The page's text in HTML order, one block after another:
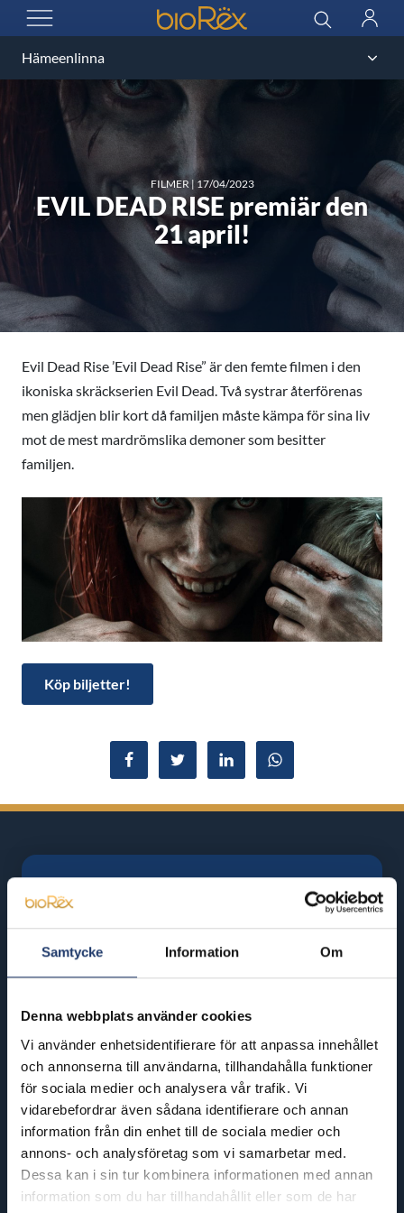
Samtycke Information Om
Denna webbplats använder cookies
Vi använder enhetsidentifierare för att anpassa innehållet
och annonserna till användarna, tillhandahålla funktioner
för sociala medier och analysera vår trafik. Vi
vidarebefordrar även sådana identifierare och annan
information från din enhet till de sociala medier och
annons- och analysföretag som vi samarbetar med.
Dessa kan i sin tur kombinera informationen med annan
information som du har tillhandahållit eller som de har
ÖPPNA MENYN
BioRex Cinemas Sök
Logga
FILMER| 17/04/2023
EVIL DEAD RISE premiär den
21 april!
Evil Dead Rise ’Evil Dead Rise” är den femte filmen i den
ikoniska skräckserien Evil Dead. Två systrar återförenas
men glädjen blir kort då familjen måste kämpa för sina liv
mot de mest mardrömslika demoner som besitter
familjen.
Köp biljetter!
Dela på FacebookDela i Twitter Dela i LinkedIn
Finland
Helsinki
BioRex Redi
BioRex Tripla
Hyvinkää
BioRex Sveitsi
Hämeenlinna
Riihimäki
BioRex Riihimäki
Rovaniemi
BioRex Rovaniemi
Seinäjoki
BioRex Seinäjoki